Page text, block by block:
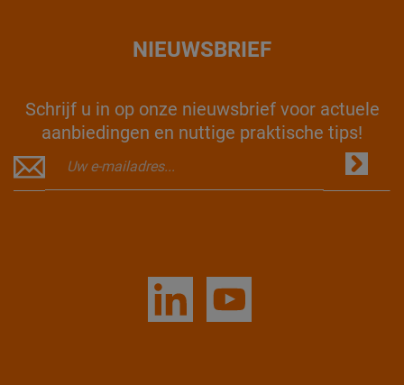
NIEUWSBRIEF
Schrijf u in op onze nieuwsbrief voor actuele
aanbiedingen en nuttige praktische tips!